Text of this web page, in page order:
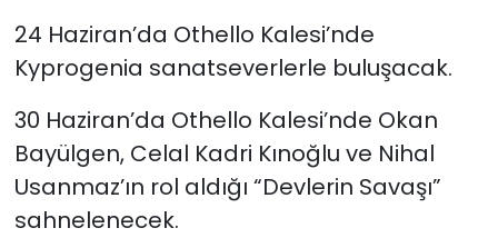
24 Haziran’da Othello Kalesi’nde
Kyprogenia sanatseverlerle buluşacak.
30 Haziran’da Othello Kalesi’nde Okan
Bayülgen, Celal Kadri Kınoğlu ve Nihal
Usanmaz’ın rol aldığı “Devlerin Savaşı”
sahnelenecek.